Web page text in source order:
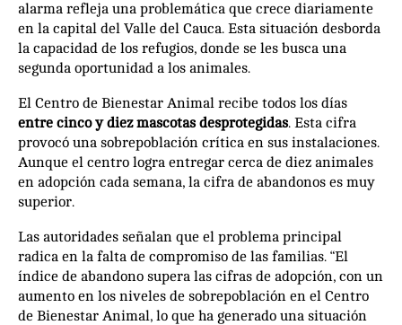
alarma refleja una problemática que crece diariamente
en la capital del Valle del Cauca. Esta situación desborda
la capacidad de los refugios, donde se les busca una
segunda oportunidad a los animales.
El Centro de Bienestar Animal recibe todos los días
entre cinco y diez mascotas desprotegidas. Esta cifra
provocó una sobrepoblación crítica en sus instalaciones.
Aunque el centro logra entregar cerca de diez animales
en adopción cada semana, la cifra de abandonos es muy
superior.
Las autoridades señalan que el problema principal
radica en la falta de compromiso de las familias. “El
índice de abandono supera las cifras de adopción, con un
aumento en los niveles de sobrepoblación en el Centro
de Bienestar Animal, lo que ha generado una situación